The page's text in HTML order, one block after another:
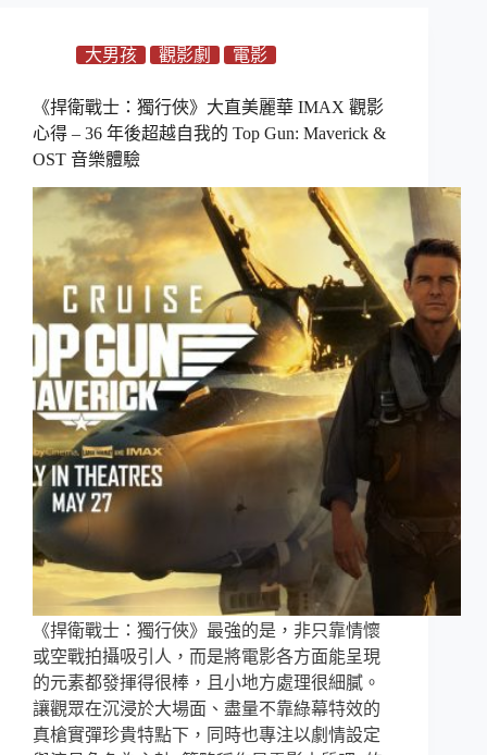
大男孩 觀影劇 電影
《捍衛戰士：獨行俠》大直美麗華 IMAX 觀影
心得 – 36 年後超越自我的 Top Gun: Maverick &
OST 音樂體驗
《捍衛戰士：獨行俠》最強的是，非只靠情懷
或空戰拍攝吸引人，而是將電影各方面能呈現
的元素都發揮得很棒，且小地方處理很細膩。
讓觀眾在沉浸於大場面、盡量不靠綠幕特效的
真槍實彈珍貴特點下，同時也專注以劇情設定